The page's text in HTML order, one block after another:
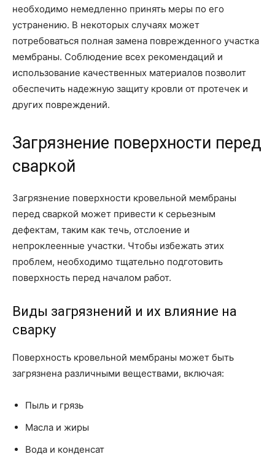
необходимо немедленно принять меры по его
устранению. В некоторых случаях может
потребоваться полная замена поврежденного участка
мембраны. Соблюдение всех рекомендаций и
использование качественных материалов позволит
обеспечить надежную защиту кровли от протечек и
других повреждений.
Загрязнение поверхности перед
сваркой
Загрязнение поверхности кровельной мембраны
перед сваркой может привести к серьезным
дефектам, таким как течь, отслоение и
непроклеенные участки. Чтобы избежать этих
проблем, необходимо тщательно подготовить
поверхность перед началом работ.
Виды загрязнений и их влияние на
сварку
Поверхность кровельной мембраны может быть
загрязнена различными веществами, включая:
Пыль и грязь
Масла и жиры
Вода и конденсат